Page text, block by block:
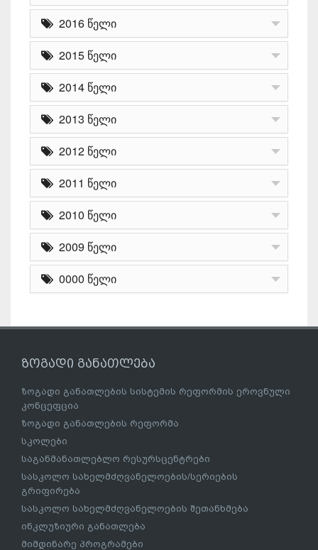
2016 წელი
2015 წელი
2014 წელი
2013 წელი
2012 წელი
2011 წელი
2010 წელი
2009 წელი
0000 წელი
ზოგადი განათლება
ზოგადი განათლების სისტემის რეფორმის ეროვნული
კონცეფცია
ზოგადი განათლების რეფორმა
სკოლები
საგანმანათლებლო რესურსცენტრები
სასკოლო სახელმძღვანელოების/სერიების
გრიფირება
სასკოლო სახელმძღვანელოების შეთანხმება
ინკლუზიური განათლება
მიმდინარე პროგრამები